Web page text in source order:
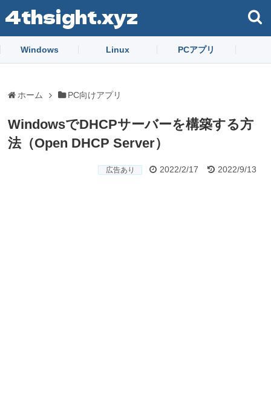
4thsight.xyz
Windows Linux PCアプリ
ホーム PC向けアプリ
WindowsでDHCPサーバーを構築する方
法（Open DHCP Server）
広告あり 2022/2/17 2022/9/13